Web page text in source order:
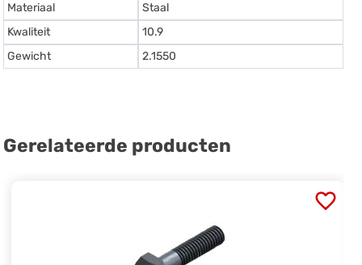
Materiaal
Staal
Kwaliteit
10.9
Gewicht
2.1550
Gerelateerde producten